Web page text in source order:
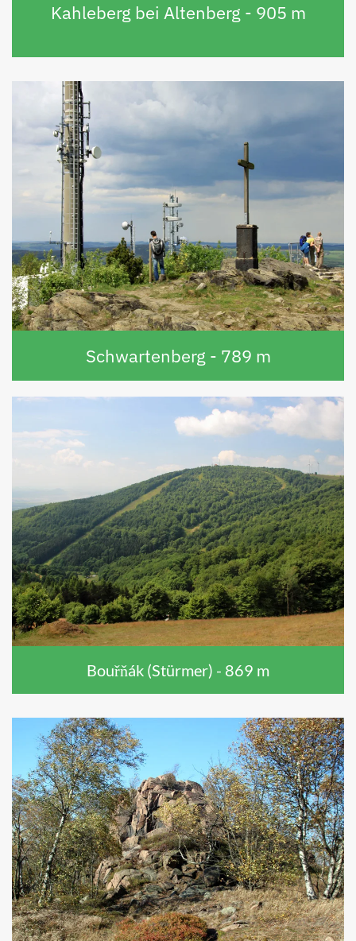
Kahleberg bei Altenberg - 905 m
Schwartenberg - 789 m
Bouřňák (Stürmer) - 869 m